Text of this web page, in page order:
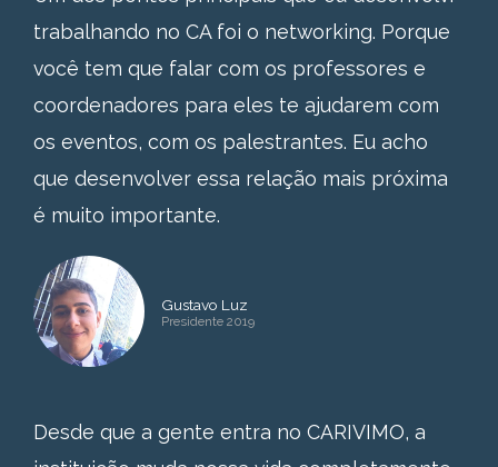
trabalhando no CA foi o networking. Porque
você tem que falar com os professores e
coordenadores para eles te ajudarem com
os eventos, com os palestrantes. Eu acho
que desenvolver essa relação mais próxima
é muito importante.
Gustavo Luz
Presidente 2019
Desde que a gente entra no CARIVIMO, a